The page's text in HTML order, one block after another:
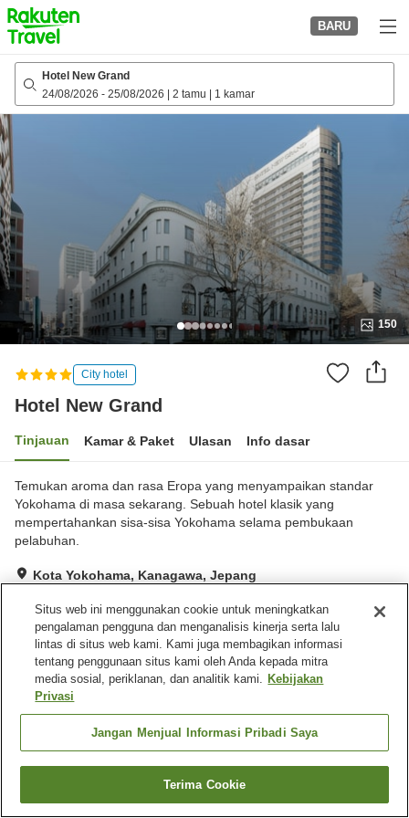
to
top
page
BARU
Hotel New Grand
24/08/2026 - 25/08/2026 2 tamu 1 kamar
150
City hotel
Hotel New Grand
Tinjauan Kamar & Paket Ulasan Info dasar
Temukan aroma dan rasa Eropa yang menyampaikan standar
Yokohama di masa sekarang. Sebuah hotel klasik yang
mempertahankan sisa-sisa Yokohama selama pembukaan
pelabuhan.
Kota Yokohama, Kanagawa, Jepang
Luar biasa Ulasan:1,168
Fasilitas properti
Tempat parkir
Beranda Jepang Kanagawa
Kota Yokohama
Cari kamar
Situs web ini menggunakan cookie untuk meningkatkan
pengalaman pengguna dan menganalisis kinerja serta lalu
lintas di situs web kami. Kami juga membagikan informasi
tentang penggunaan situs kami oleh Anda kepada mitra
media sosial, periklanan, dan analitik kami. Kebijakan
Privasi
Jangan Menjual Informasi Pribadi Saya
Terima Cookie